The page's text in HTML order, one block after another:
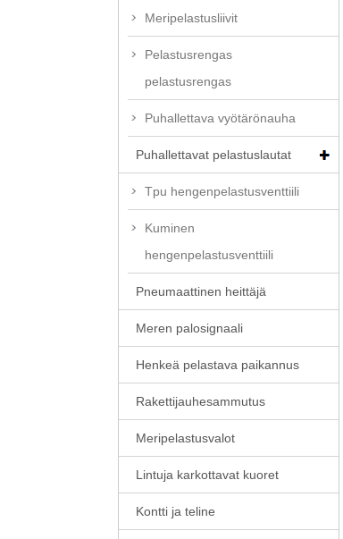
Meripelastusliivit
Pelastusrengas
pelastusrengas
Puhallettava vyötärönauha
Puhallettavat pelastuslautat
Tpu hengenpelastusventtiili
Kuminen
hengenpelastusventtiili
Pneumaattinen heittäjä
Meren palosignaali
Henkeä pelastava paikannus
Rakettijauhesammutus
Meripelastusvalot
Lintuja karkottavat kuoret
Kontti ja teline